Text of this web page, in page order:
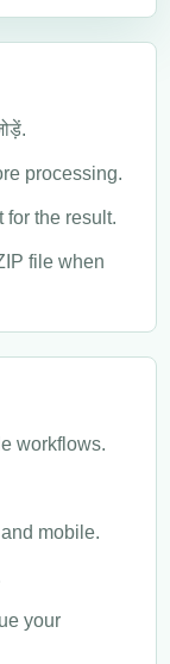
processing.
the result.
file when
workflows.
mobile.
your